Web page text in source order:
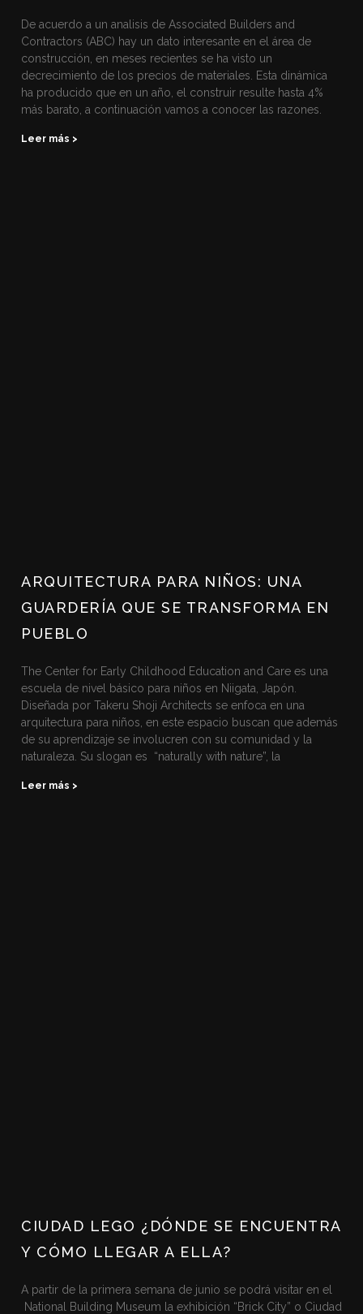
De acuerdo a un analisis de Associated Builders and
Contractors (ABC) hay un dato interesante en el área de
construcción, en meses recientes se ha visto un
decrecimiento de los precios de materiales. Esta dinámica
ha producido que en un año, el construir resulte hasta 4%
más barato, a continuación vamos a conocer las razones.
Leer más >
ARQUITECTURA PARA NIÑOS: UNA
GUARDERÍA QUE SE TRANSFORMA EN
PUEBLO
The Center for Early Childhood Education and Care es una
escuela de nivel básico para niños en Niigata, Japón.
Diseñada por Takeru Shoji Architects se enfoca en una
arquitectura para niños, en este espacio buscan que además
de su aprendizaje se involucren con su comunidad y la
naturaleza. Su slogan es “naturally with nature”, la
Leer más >
CIUDAD LEGO ¿DÓNDE SE ENCUENTRA
Y CÓMO LLEGAR A ELLA?
A partir de la primera semana de junio se podrá visitar en el
National Building Museum la exhibición “Brick City” o Ciudad